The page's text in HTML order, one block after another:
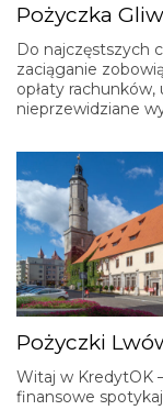
Pożyczka
Do najczęstszych
zaciąganie
opłaty
nieprzewidziane
Pożyczki
Witaj w KredytOK
finansowe